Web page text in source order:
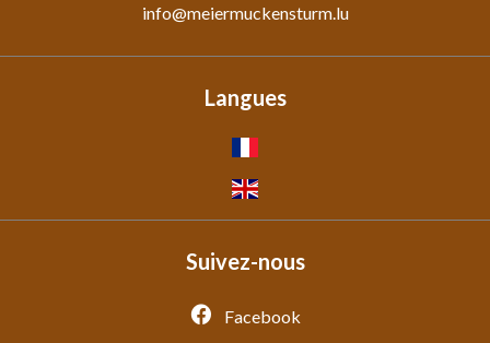
info@meiermuckensturm.lu
Langues
Suivez-nous
Facebook